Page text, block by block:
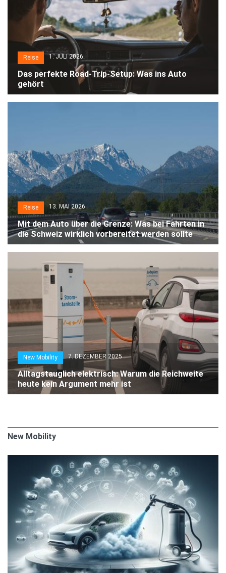
Reise 1. JULI 2026
Das perfekte Road-Trip-Setup: Was ins Auto
gehört
Reise 13. MAI 2026
Mit dem Auto über die Grenze: Was bei Fahrten in
die Schweiz wirklich vorbereitet werden sollte
New Mobility 7. DEZEMBER 2025
Alltagstauglich elektrisch: Warum die Reichweite
heute kein Argument mehr ist
New Mobility